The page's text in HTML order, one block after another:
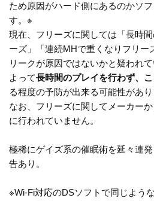
ため原因がハード側にあるのかソ
す。※
現在、フリーズに関しては「長時
ーズ」「連続MHで重くなりフリー
リークが原因ではないかと疑われて
よって長時間のプレイを行わず、
る程度の予防が出来る可能性があり
なお、フリーズに関してメーカー
に行われていません。
極稀にゲイズ系の催眠術を延々連
告あり。
※Wi-Fi対応のDSソフトで同じよう